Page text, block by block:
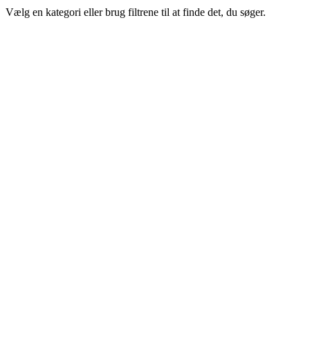
Vælg en kategori eller brug filtrene til at finde det, du søger.